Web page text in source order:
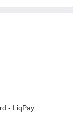
- LiqPay